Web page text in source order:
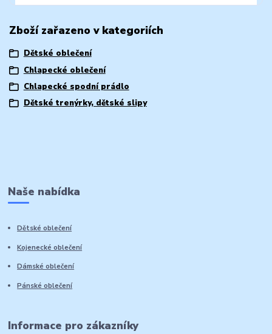
Zboží zařazeno v kategoriích
Dětské oblečení
Chlapecké oblečení
Chlapecké spodní prádlo
Dětské trenýrky, dětské slipy
Naše nabídka
Dětské oblečení
Kojenecké oblečení
Dámské oblečení
Pánské oblečení
Informace pro zákazníky